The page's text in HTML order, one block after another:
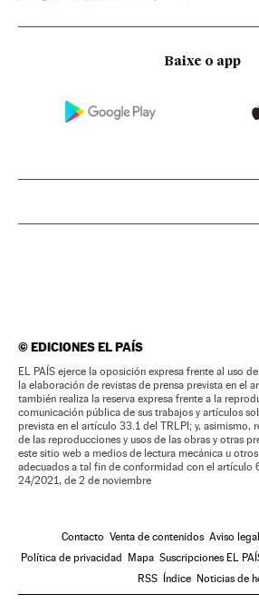
Baixe o app
©EDICIONES EL PAÍS
EL PAÍS ejerce la oposición expresa frente al uso
la elaboración de revistas de prensa prevista en el
también realiza la reserva expresa frente a la
comunicación pública de sus trabajos y artículos
prevista en el artículo 33.1 del TRLPI; y, asimismo,
de las reproducciones y usos de las obras y otras
este sitio web a medios de lectura mecánica u
adecuados a tal fin de conformidad con el artículo
24/2021, de 2 de noviembre
Contacto Venta de contenidos Aviso legal
Política de privacidad Mapa Suscripciones EL
RSS Índice Noticias de